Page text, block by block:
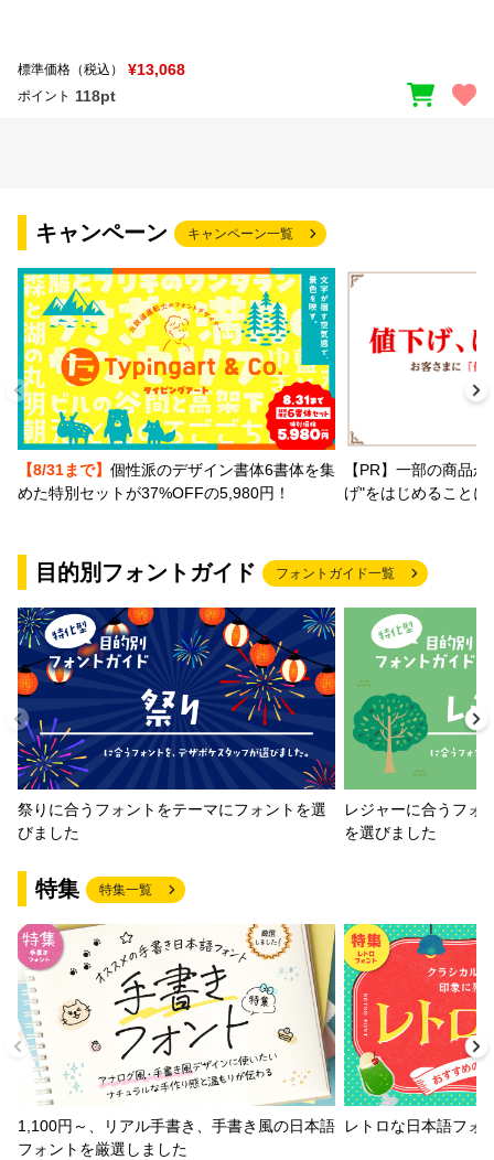
標準価格（税込） ¥13,068
ポイント 118pt
キャンペーン キャンペーン一覧
【8/31まで】 個性派のデザイン書体6書体を集
めた特別セットが37%OFFの5,980円！
【PR】一部の商品
げ"をはじめること
目的別フォントガイド フォントガイド一覧
祭りに合うフォントをテーマにフォントを選
びました
レジャーに合うフォ
を選びました
特集 特集一覧
1,100円～、リアル手書き、手書き風の日本語
フォントを厳選しました
レトロな日本語フォ